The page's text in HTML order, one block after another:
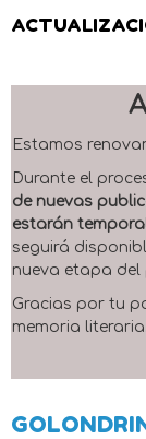
Estamos
Durante el
de nuevas
estarán
seguirá
nueva etapa del
Gracias por tu
memoria literaria.